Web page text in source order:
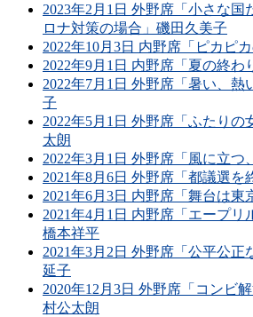
2023年2月1日 外野席「小さな国
ロナ対策の場合」磯田久美子
2022年10月3日 内野席「ピカピ
2022年9月1日 内野席「夏の終わ
2022年7月1日 外野席「暑い、熱
子
2022年5月1日 外野席「ふたり
太朗
2022年3月1日 外野席「風に立つ
2021年8月6日 外野席「都議選を
2021年6月3日 内野席「舞台は東
2021年4月1日 内野席「エープリ
橋本祥平
2021年3月2日 外野席「公平公
延子
2020年12月3日 外野席「コンビ
村公太朗